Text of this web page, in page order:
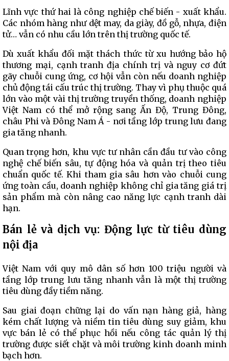
Lĩnh vực thứ hai là công nghiệp chế biến - xuất khẩu.
Các nhóm hàng như dệt may, da giày, đồ gỗ, nhựa, điện
tử… vẫn có nhu cầu lớn trên thị trường quốc tế.
Dù xuất khẩu đối mặt thách thức từ xu hướng bảo hộ
thương mại, cạnh tranh địa chính trị và nguy cơ đứt
gãy chuỗi cung ứng, cơ hội vẫn còn nếu doanh nghiệp
chủ động tái cấu trúc thị trường. Thay vì phụ thuộc quá
lớn vào một vài thị trường truyền thống, doanh nghiệp
Việt Nam có thể mở rộng sang Ấn Độ, Trung Đông,
châu Phi và Đông Nam Á - nơi tầng lớp trung lưu đang
gia tăng nhanh.
Quan trọng hơn, khu vực tư nhân cần đầu tư vào công
nghệ chế biến sâu, tự động hóa và quản trị theo tiêu
chuẩn quốc tế. Khi tham gia sâu hơn vào chuỗi cung
ứng toàn cầu, doanh nghiệp không chỉ gia tăng giá trị
sản phẩm mà còn nâng cao năng lực cạnh tranh dài
hạn.
Bán lẻ và dịch vụ: Động lực từ tiêu dùng
nội địa
Việt Nam với quy mô dân số hơn 100 triệu người và
tầng lớp trung lưu tăng nhanh vẫn là một thị trường
tiêu dùng đầy tiềm năng.
Sau giai đoạn chững lại do vấn nạn hàng giả, hàng
kém chất lượng và niềm tin tiêu dùng suy giảm, khu
vực bán lẻ có thể phục hồi nếu công tác quản lý thị
trường được siết chặt và môi trường kinh doanh minh
bạch hơn.